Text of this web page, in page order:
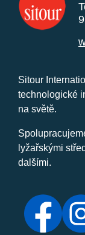
Sitour
technologické
na světě.
lyžařskými
dalšími.